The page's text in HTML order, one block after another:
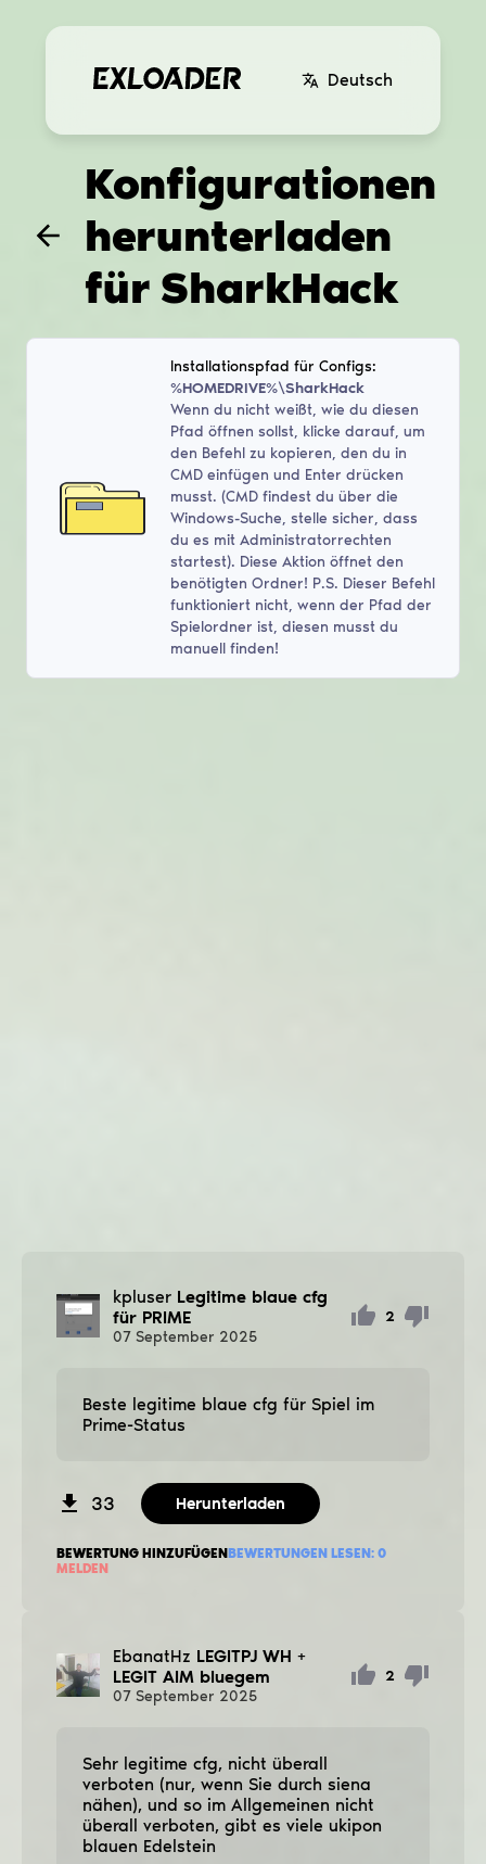
Deutsch
Konfigurationen
herunterladen
für SharkHack
Installationspfad für Configs:
%HOMEDRIVE%\SharkHack
Wenn du nicht weißt, wie du diesen
Pfad öffnen sollst, klicke darauf, um
den Befehl zu kopieren, den du in
CMD einfügen und Enter drücken
musst. (CMD findest du über die
Windows-Suche, stelle sicher, dass
du es mit Administratorrechten
startest). Diese Aktion öffnet den
benötigten Ordner! P.S. Dieser Befehl
funktioniert nicht, wenn der Pfad der
Spielordner ist, diesen musst du
manuell finden!
kpluser Legitime blaue cfg
für PRIME
07 September 2025
2
Beste legitime blaue cfg für Spiel im
Prime-Status
33 Herunterladen
BEWERTUNG HINZUFÜGENBEWERTUNGEN LESEN: 0
MELDEN
EbanatHz LEGITPJ WH +
LEGIT AIM bluegem
07 September 2025
2
Sehr legitime cfg, nicht überall
verboten (nur, wenn Sie durch siena
nähen), und so im Allgemeinen nicht
überall verboten, gibt es viele ukipon
blauen Edelstein